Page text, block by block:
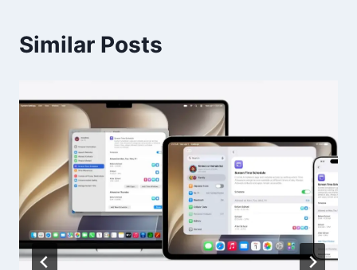
Similar Posts